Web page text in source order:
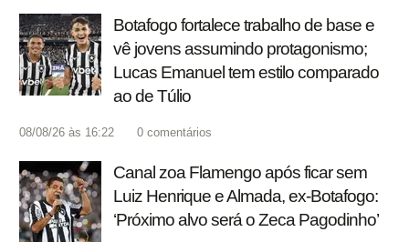
Botafogo fortalece trabalho de base e
vê jovens assumindo protagonismo;
Lucas Emanuel tem estilo comparado
ao de Túlio
08/08/26 às 16:22 0 comentários
Canal zoa Flamengo após ficar sem
Luiz Henrique e Almada, ex-Botafogo:
‘Próximo alvo será o Zeca Pagodinho’